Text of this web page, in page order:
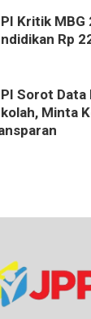
Kritik MBG
Rp
Sorot
Minta